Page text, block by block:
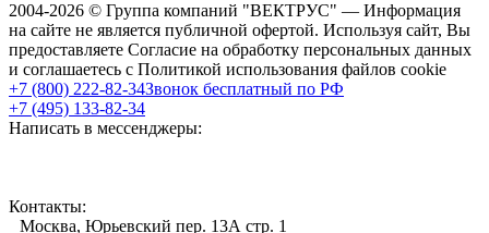
2004-2026 © Группа компаний "ВЕКТРУС" — Информация
на сайте не является публичной офертой. Используя сайт, Вы
предоставляете Согласие на обработку персональных данных
и соглашаетесь с Политикой использования файлов cookie
+7 (800) 222-82-34Звонок бесплатный по РФ
+7 (495) 133-82-34
Написать в мессенджеры:
Контакты:
Москва, Юрьевский пер. 13А стр. 1